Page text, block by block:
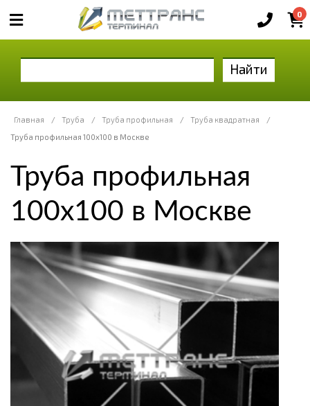
0
Найти
Главная / Труба / Труба профильная / Труба квадратная
/
Труба профильная 100х100 в Москве
Труба профильная
100х100 в Москве